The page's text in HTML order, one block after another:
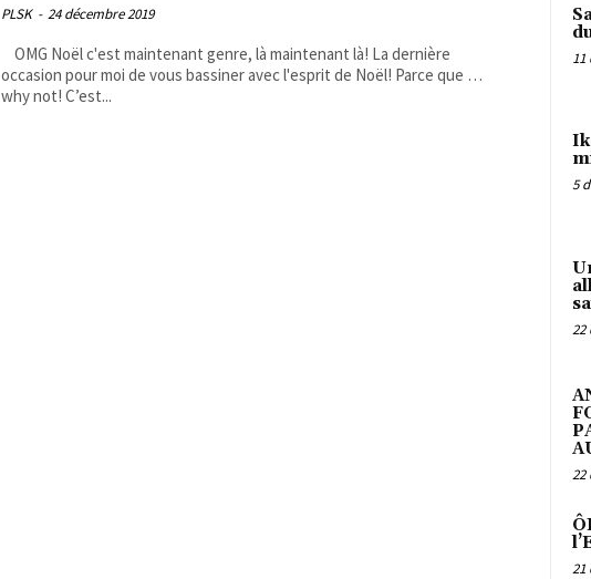
PLSK - 24 décembre 2019
occasion pour moi de vous bassiner avec l'esprit de Noël! Parce que …
why not! C’est...
11
5
22
22
21